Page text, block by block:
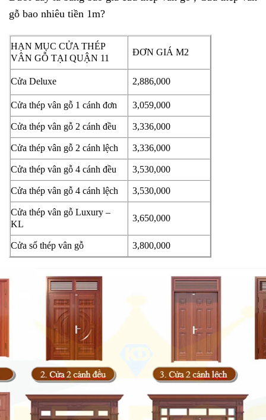
gỗ bao nhiêu tiền 1m?
HẠN MỤC CỬA THÉP
VÂN GỖ TẠI QUẬN 11
ĐƠN GIÁ M2
Cửa Deluxe 2,886,000
Cửa thép vân gỗ 1 cánh đơn 3,059,000
Cửa thép vân gỗ 2 cánh đều 3,336,000
Cửa thép vân gỗ 2 cánh lệch 3,336,000
Cửa thép vân gỗ 4 cánh đều 3,530,000
Cửa thép vân gỗ 4 cánh lệch 3,530,000
Cửa thép vân gỗ Luxury –
KL
3,650,000
Cửa sổ thép vân gỗ 3,800,000